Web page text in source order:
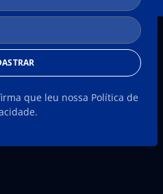
que leu nossa Política de